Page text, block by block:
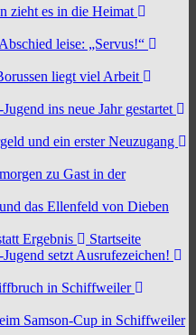
zieht es in die Heimat
leise: „Servus!“
liegt viel Arbeit
ins neue Jahr gestartet
und ein erster Neuzugang
zu Gast in der
das Ellenfeld von Dieben
Ergebnis
Startseite
setzt Ausrufezeichen!
in Schiffweiler
Samson-Cup in Schiffweiler